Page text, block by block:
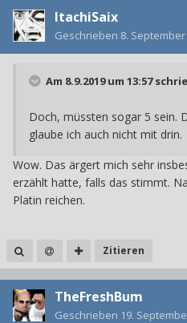
ItachiSaix
Geschrieben 8. September
Am 8.9.2019 um 13:57
Doch, müssten sogar 5 sein.
glaube ich auch nicht mit drin.
Wow. Das ärgert mich sehr
erzählt hatte, falls das stimmt.
Platin reichen.
Zitieren
TheFreshBum
Geschrieben 19.